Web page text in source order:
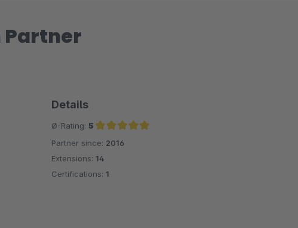
Partner
Details
Ø-Rating: 5
Average rating of 5 out of 5 stars
Partner since: 2016
Extensions: 14
Certifications: 1